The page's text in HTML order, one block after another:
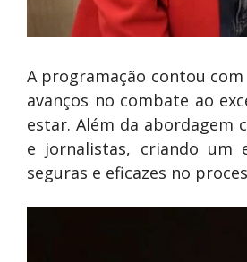
A programação contou
avanços no combate ao
estar. Além da abordagem
e jornalistas, criando um
seguras e eficazes no